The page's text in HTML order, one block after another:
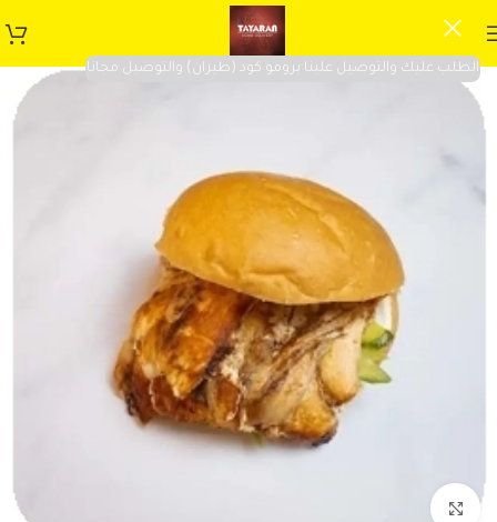
الطلب عليك والتوصيل علينا برومو كود (طيران) والتوصيل مجانا